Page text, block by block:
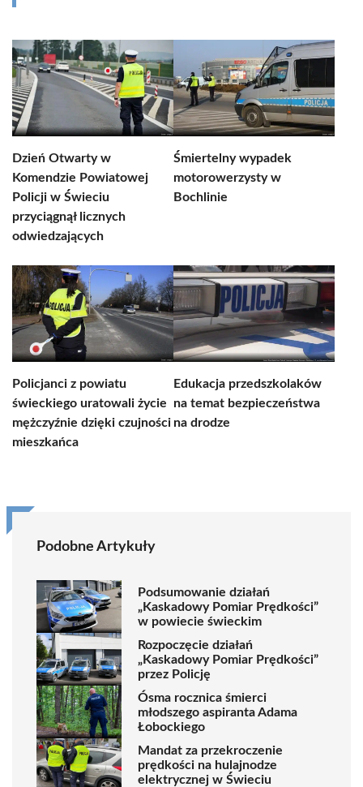
Dzień Otwarty w
Komendzie Powiatowej
Policji w Świeciu
przyciągnął licznych
odwiedzających
Śmiertelny wypadek
motorowerzysty w
Bochlinie
Policjanci z powiatu
świeckiego uratowali życie
mężczyźnie dzięki czujności
mieszkańca
Edukacja przedszkolaków
na temat bezpieczeństwa
na drodze
Podobne Artykuły
Podsumowanie działań
„Kaskadowy Pomiar Prędkości”
w powiecie świeckim
Rozpoczęcie działań
„Kaskadowy Pomiar Prędkości”
przez Policję
Ósma rocznica śmierci
młodszego aspiranta Adama
Łobockiego
Mandat za przekroczenie
prędkości na hulajnodze
elektrycznej w Świeciu